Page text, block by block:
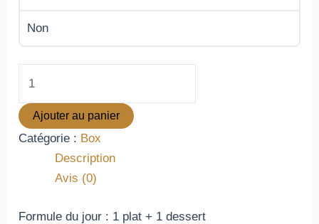
Non
Ajouter au panier
Catégorie : Box
Description
Avis (0)
Formule du jour : 1 plat + 1 dessert